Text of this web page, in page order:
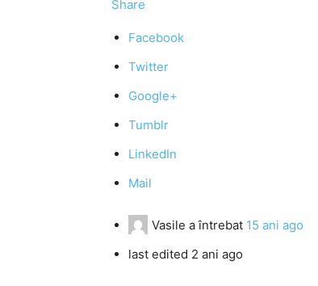
Share
Facebook
Twitter
Google+
Tumblr
LinkedIn
Mail
Vasile a întrebat 15 ani ago
last edited 2 ani ago